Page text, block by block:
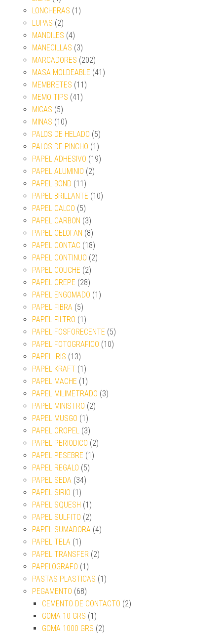
LONCHERAS (1)
LUPAS (2)
MANDILES (4)
MANECILLAS (3)
MARCADORES (202)
MASA MOLDEABLE (41)
MEMBRETES (11)
MEMO TIPS (41)
MICAS (5)
MINAS (10)
PALOS DE HELADO (5)
PALOS DE PINCHO (1)
PAPEL ADHESIVO (19)
PAPEL ALUMINIO (2)
PAPEL BOND (11)
PAPEL BRILLANTE (10)
PAPEL CALCO (5)
PAPEL CARBON (3)
PAPEL CELOFAN (8)
PAPEL CONTAC (18)
PAPEL CONTINUO (2)
PAPEL COUCHE (2)
PAPEL CREPE (28)
PAPEL ENGOMADO (1)
PAPEL FIBRA (5)
PAPEL FILTRO (1)
PAPEL FOSFORECENTE (5)
PAPEL FOTOGRAFICO (10)
PAPEL IRIS (13)
PAPEL KRAFT (1)
PAPEL MACHE (1)
PAPEL MILIMETRADO (3)
PAPEL MINISTRO (2)
PAPEL MUSGO (1)
PAPEL OROPEL (3)
PAPEL PERIODICO (2)
PAPEL PESEBRE (1)
PAPEL REGALO (5)
PAPEL SEDA (34)
PAPEL SIRIO (1)
PAPEL SQUESH (1)
PAPEL SULFITO (2)
PAPEL SUMADORA (4)
PAPEL TELA (1)
PAPEL TRANSFER (2)
PAPELOGRAFO (1)
PASTAS PLASTICAS (1)
PEGAMENTO (68)
CEMENTO DE CONTACTO (2)
GOMA 10 GRS (1)
GOMA 1000 GRS (2)